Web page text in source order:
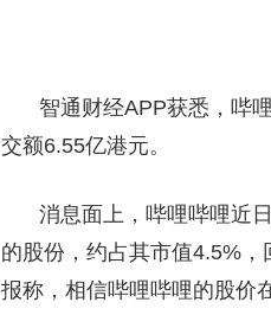
智通财经APP获悉，哔
交额6.55亿港元。
消息面上，哔哩哔哩近
的股份，约占其市值4.5%
报称，相信哔哩哔哩的股价